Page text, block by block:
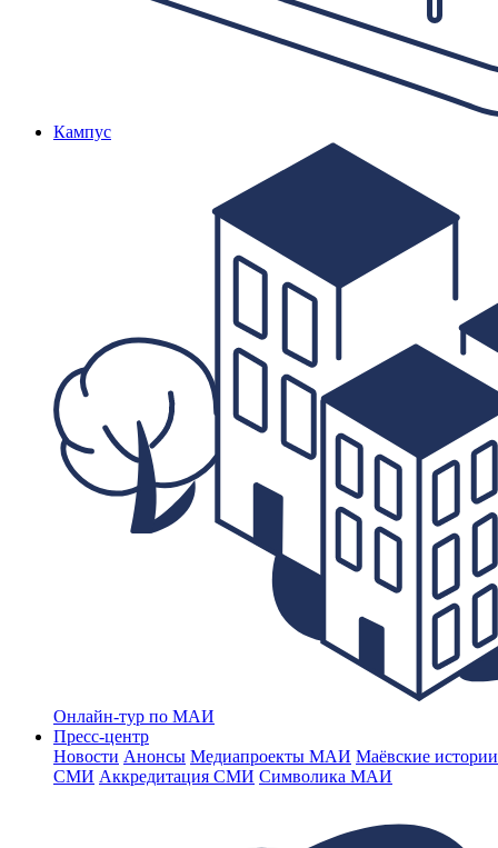
Кампус
Онлайн-тур по МАИ
Пресс-центр
Новости Анонсы Медиапроекты МАИ Маёвские
СМИ Аккредитация СМИ Символика МАИ